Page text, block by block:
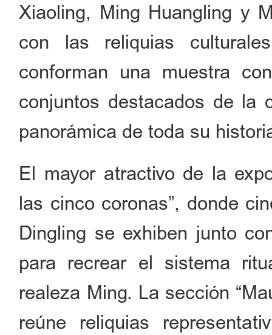
Xiaoling, Ming Huangling y
con las reliquias
conforman una muestra
conjuntos destacados de la
panorámica de toda su
El mayor atractivo de la
las cinco coronas”, donde
Dingling se exhiben junto
para recrear el sistema
realeza Ming. La sección
reúne reliquias